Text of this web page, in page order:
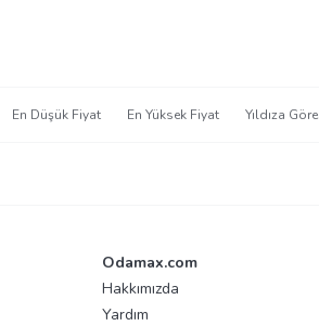
En Düşük Fiyat En Yüksek Fiyat Yıldıza Göre
Odamax.com
Hakkımızda
Yardım